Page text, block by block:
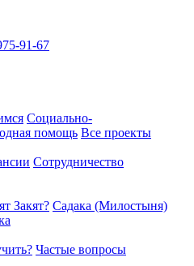
91-67
Социально-
помощь Все проекты
Сотрудничество
Закят? Садака (Милостыня)
Частые вопросы